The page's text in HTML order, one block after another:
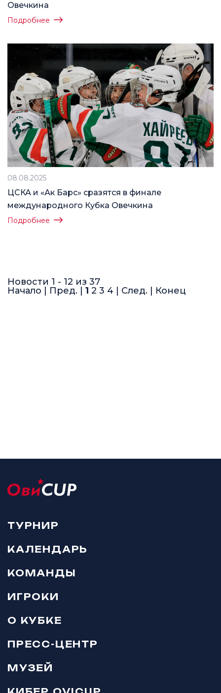
Овечкина
Подробнее
08.08.2025
ЦСКА и «Ак Барс» сразятся в финале
международного Кубка Овечкина
Подробнее
Новости 1 - 12 из 37
Начало | Пред. | 1 2 3 4 След. Конец
ТУРНИР
КАЛЕНДАРЬ
КОМАНДЫ
ИГРОКИ
О КУБКЕ
ПРЕСС-ЦЕНТР
МУЗЕЙ